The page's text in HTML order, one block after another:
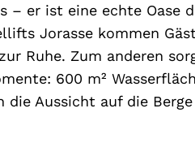
– er ist eine echte
Jorasse kommen
Ruhe. Zum anderen
600 m²
Aussicht auf die